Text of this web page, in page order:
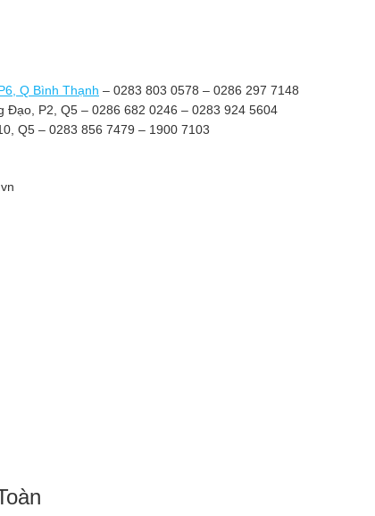
Q Bình Thạnh – 0283 803 0578 – 0286 297 7148
Đạo, P2, Q5 – 0286 682 0246 – 0283 924 5604
Q5 – 0283 856 7479 – 1900 7103